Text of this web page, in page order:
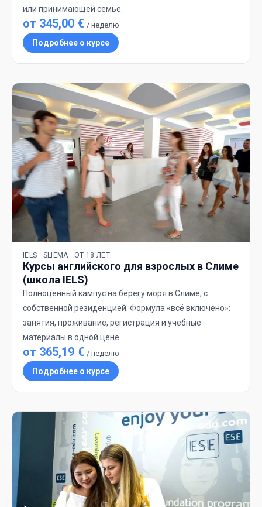
или принимающей семье.
от 345,00 € / неделю
Подробнее о курсе
IELS · SLIEMA · ОТ 18 ЛЕТ
Курсы английского для взрослых в Слиме
(школа IELS)
Полноценный кампус на берегу моря в Слиме, с
собственной резиденцией. Формула «всё включено»:
занятия, проживание, регистрация и учебные
материалы в одной цене.
от 365,19 € / неделю
Подробнее о курсе